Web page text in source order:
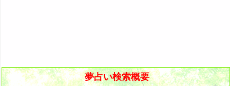
夢占い検索概要